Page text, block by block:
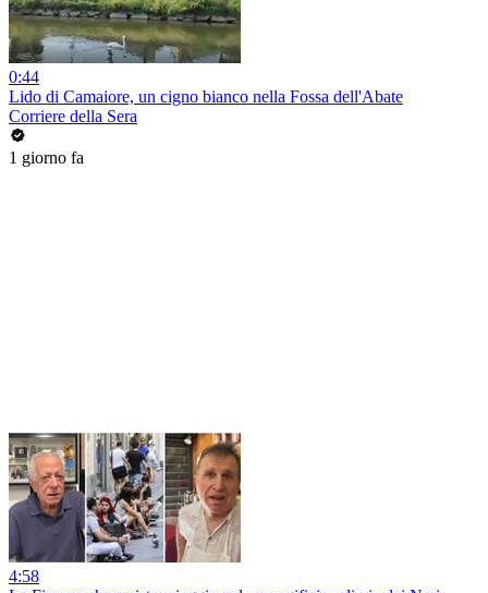
0:44
Lido di Camaiore, un cigno bianco nella Fossa dell'Abate
Corriere della Sera
1 giorno fa
4:58